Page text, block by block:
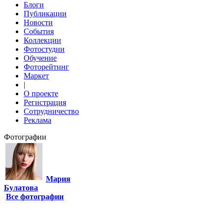
Блоги
Публикации
Новости
События
Коллекции
Фотостудии
Обучение
Фоторейтинг
Маркет
|
О проекте
Регистрация
Сотрудничество
Реклама
Фотографии
Мария
Булатова
Все фотографии